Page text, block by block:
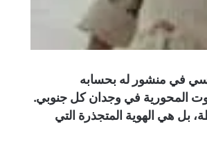
في منشور له بحسابه
المحورية في وجدان كل جنوبي.
هي الهوية المتجذرة التي